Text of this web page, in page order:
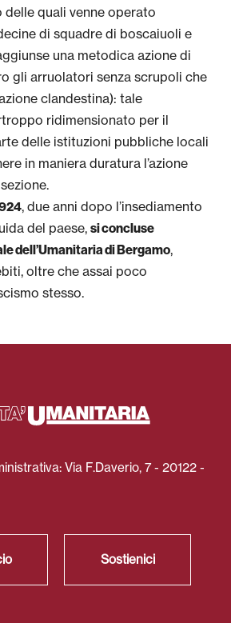
quali venne operato
di squadre di boscaiuoli e
una metodica azione di
gli arruolatori senza scrupoli che
clandestina): tale
ridimensionato per il
delle istituzioni pubbliche locali
in maniera duratura l’azione
, due anni dopo l’insediamento
del paese, si concluse
dell’Umanitaria di Bergamo,
oltre che assai poco
stesso.
Via F.Daverio, 7 - 20122 -
Sostienici